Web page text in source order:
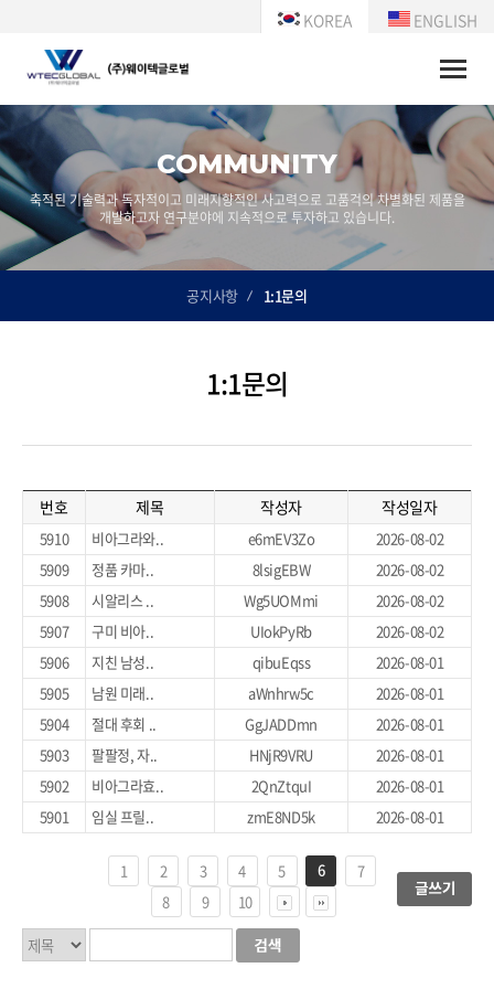
KOREA ENGLISH
Toggle
COMMUNITY
축적된 기술력과 독자적이고 미래지향적인 사고력으로 고품걱의 차별화된 제품을
개발하고자 연구분야에 지속적으로 투자하고 있습니다.
공지사항 1:1문의
1:1문의
번호 제목 작성자 작성일자
5910 비아그라와.. e6mEV3Zo
2026-08-02
5909
정품 카마.. 8lsigEBW
2026-08-02
5908
시알리스 .. Wg5UOMmi
2026-08-02
5907
구미 비아.. UIokPyRb
2026-08-02
5906
지친 남성.. qibuEqss
2026-08-01
5905
남원 미래.. aWnhrw5c
2026-08-01
5904
절대 후회 .. GgJADDmn
2026-08-01
5903
팔팔정, 자.. HNjR9VRU
2026-08-01
5902
비아그라효.. 2QnZtquI
2026-08-01
5901
임실 프릴.. zmE8ND5k 2026-08-01
1 2 3 4 5 6
7
8
9 10